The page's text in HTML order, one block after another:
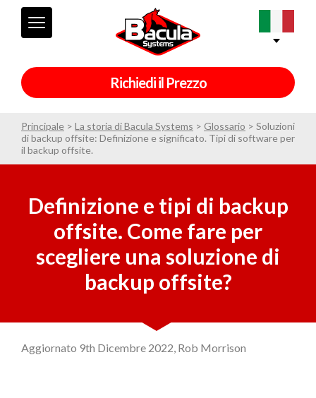
Richiedi il Prezzo
Principale > La storia di Bacula Systems > Glossario > Soluzioni
di backup offsite: Definizione e significato. Tipi di software per
il backup offsite.
Definizione e tipi di backup
offsite. Come fare per
scegliere una soluzione di
backup offsite?
Aggiornato 9th Dicembre 2022, Rob Morrison